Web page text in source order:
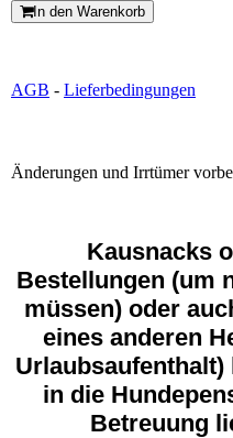
In den Warenkorb
AGB - Lieferbedingungen
Änderungen und Irrtümer
Kausnacks
Bestellungen (um
müssen) oder
eines anderen
Urlaubsaufenthalt)
in die
Betreuung